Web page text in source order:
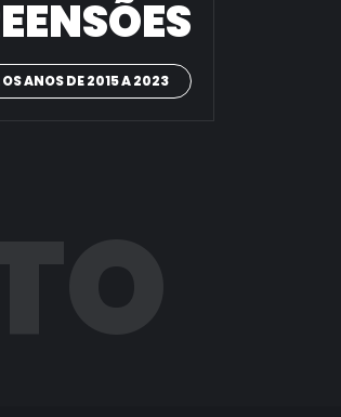
ANOS DE 2015 A 2023